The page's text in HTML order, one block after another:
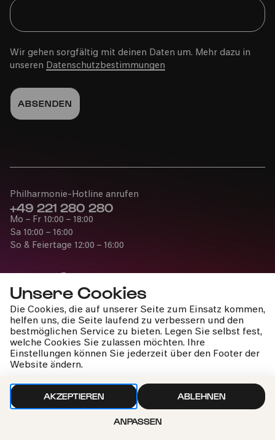
Unsere Cookies
Die Cookies, die auf unserer Seite zum Einsatz kommen,
helfen uns, die Seite laufend zu verbessern und den
bestmöglichen Service zu bieten. Legen Sie selbst fest,
welche Cookies Sie zulassen möchten. Ihre
Einstellungen können Sie jederzeit über den Footer der
Website ändern.
AKZEPTIEREN ABLEHNEN
ANPASSEN
Wir gehen sorgfältig mit deinen Daten um. Mehr dazu in
unseren Datenschutzbestimmungen
Presse
Jobs
News
Kontakt
Widerruf einreichen
Philharmonie-Hotline anrufen
+49 221 280 280
Mo – Fr 10:00 – 18:00
Sa 10:00 – 16:00
So & Feiertage 12:00 – 16:00
Cookie-Einstellungen